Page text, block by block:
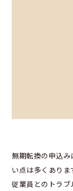
無期転換の申込
い点は多くありま
従業員とのトラ